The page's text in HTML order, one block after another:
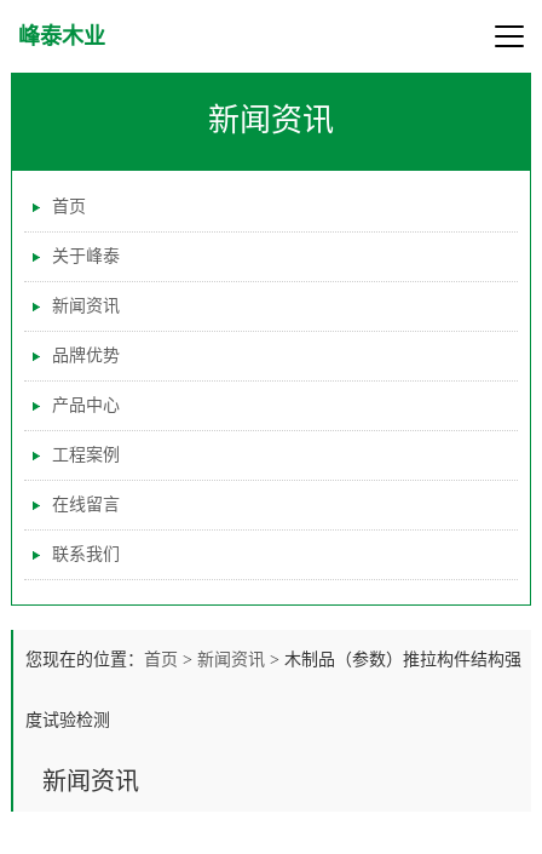
峰泰木业
新闻资讯
首页
关于峰泰
新闻资讯
品牌优势
产品中心
工程案例
在线留言
联系我们
您现在的位置： 首页 > 新闻资讯> 木制品（参数）推拉构件结构强
度试验检测
新闻资讯